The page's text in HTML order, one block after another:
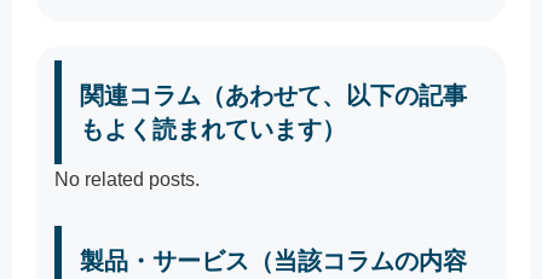
関連コラム（あわせて、以下の記事
もよく読まれています）
No related posts.
製品・サービス（当該コラムの内容